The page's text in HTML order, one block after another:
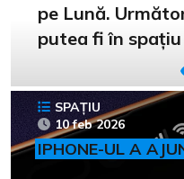
pe Lună.
putea fi în spațiu
SPAȚIU
10 feb 2026
IPHONE-UL A